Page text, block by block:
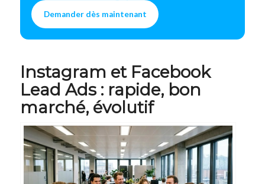
Demander dès maintenant
Instagram et Facebook
Lead Ads : rapide, bon
marché, évolutif